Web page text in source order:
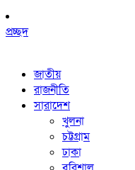
প্রচ্ছদ
জাতীয়
রাজনীতি
সারাদেশ
খুলনা
চট্টগ্রাম
ঢাকা